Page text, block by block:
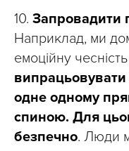
10. Запровадити
Наприклад, ми
емоційну
одне одному
спиною. Для
безпечно. Люди